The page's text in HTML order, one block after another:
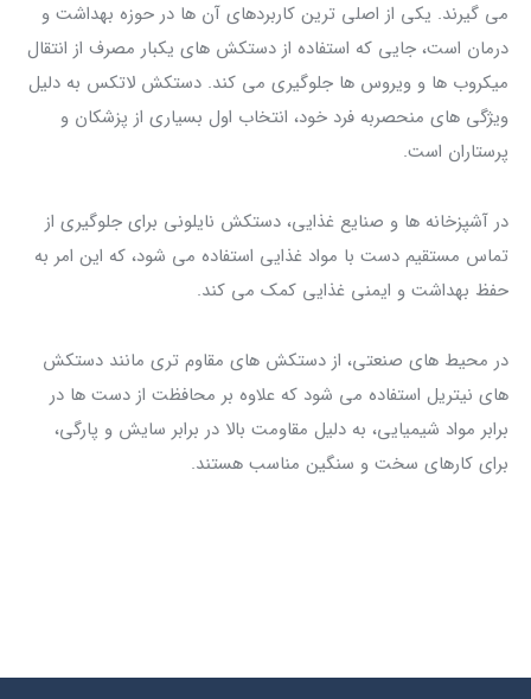
می‌ گیرند. یکی از اصلی‌ ترین کاربردهای آن‌ ها در حوزه بهداشت و
درمان است، جایی که استفاده از دستکش‌ های یکبار مصرف از انتقال
میکروب‌ ها و ویروس‌ ها جلوگیری می‌ کند. دستکش لاتکس به دلیل
ویژگی‌ های منحصربه‌ فرد خود، انتخاب اول بسیاری از پزشکان و
پرستاران است.
در آشپزخانه‌ ها و صنایع غذایی، دستکش نایلونی برای جلوگیری از
تماس مستقیم دست با مواد غذایی استفاده می‌ شود، که این امر به
حفظ بهداشت و ایمنی غذایی کمک می‌ کند.
در محیط‌ های صنعتی، از دستکش‌ های مقاوم‌ تری مانند دستکش‌
های نیتریل استفاده می‌ شود که علاوه بر محافظت از دست‌ ها در
برابر مواد شیمیایی، به دلیل مقاومت بالا در برابر سایش و پارگی،
برای کارهای سخت و سنگین مناسب هستند.